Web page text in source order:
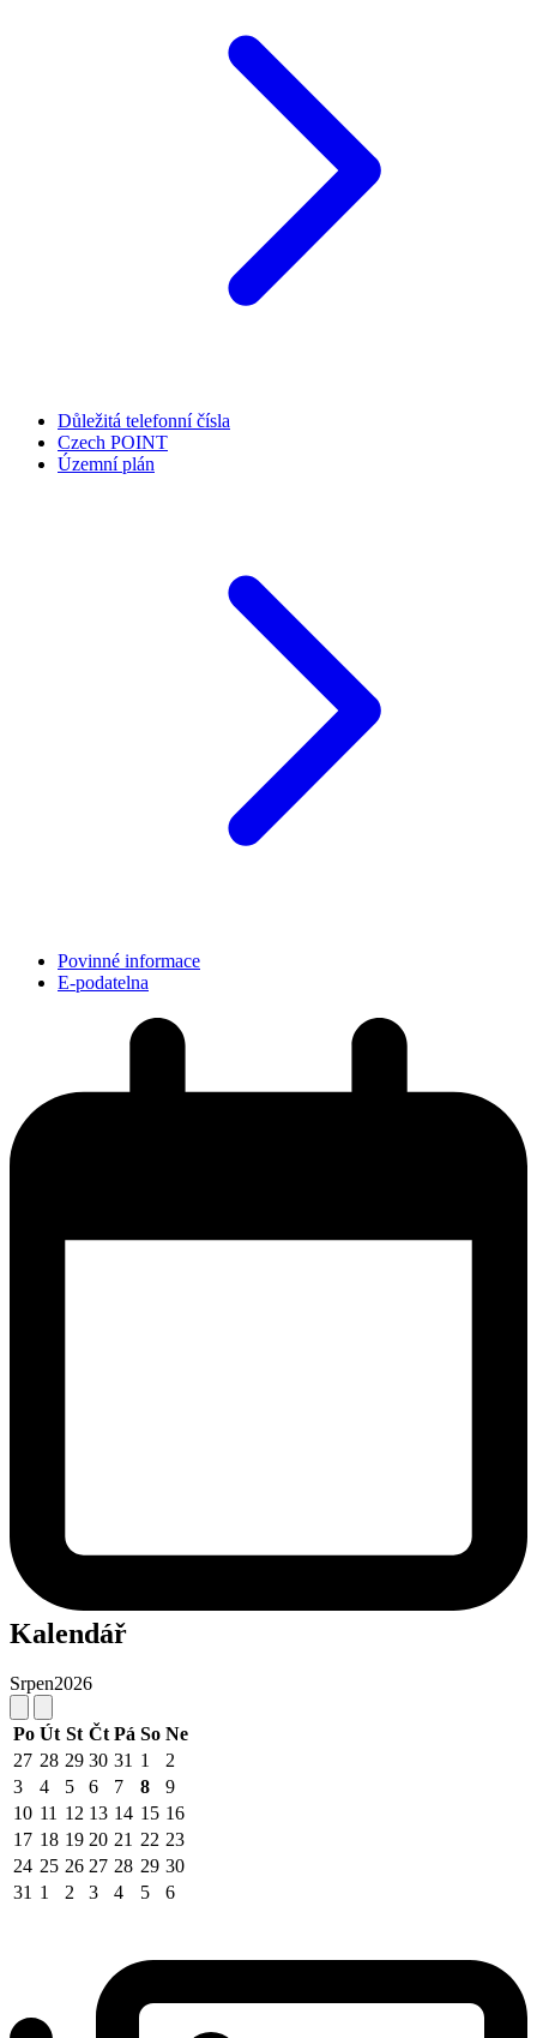
Důležitá telefonní čísla
Czech POINT
Územní plán
Povinné informace
E-podatelna
Kalendář
Srpen2026
Po Út St Čt Pá So Ne
27 28 29 30 31 1
2
3
4 5 6 7 8
9
10 11 12 13 14 15 16
17 18 19 20 21 22 23
24 25 26 27 28 29 30
31 1 2 3 4 5 6